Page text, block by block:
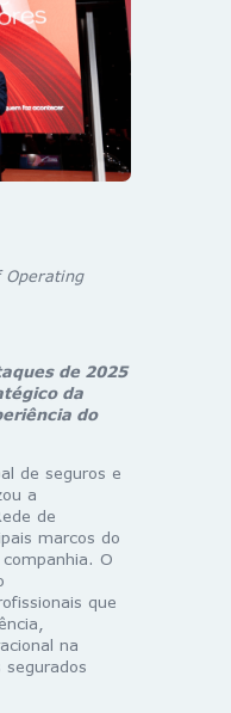
Operating
de 2025
da
do
de seguros e
a
de
marcos do
O
que
na